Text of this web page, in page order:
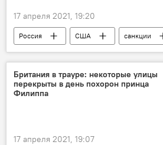
17 апреля 2021, 19:20
Россия США санкции
Британия в трауре: некоторые улицы
перекрыты в день похорон принца
Филиппа
17 апреля 2021, 19:07